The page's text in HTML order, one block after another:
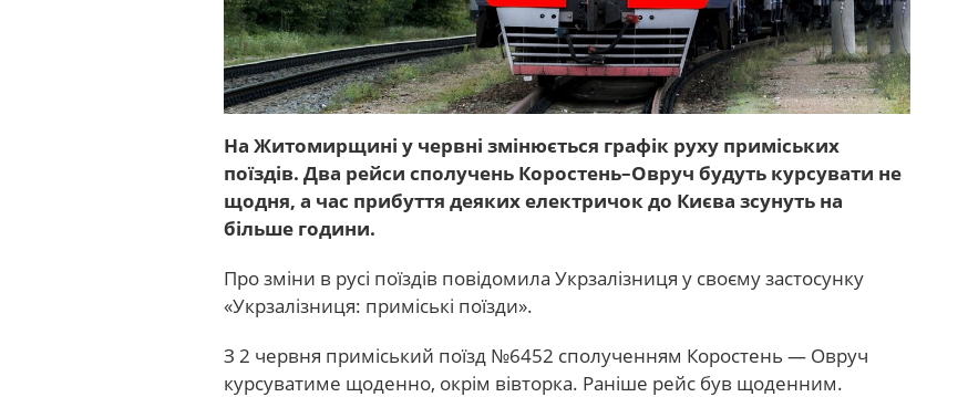
На Житомирщині у червні змінюється графік руху приміських
поїздів. Два рейси сполучень Коростень–Овруч будуть курсувати не
щодня, а час прибуття деяких електричок до Києва зсунуть на
більше години.
Про зміни в русі поїздів повідомила Укрзалізниця у своєму застосунку
«Укрзалізниця: приміські поїзди».
З 2 червня приміський поїзд №6452 сполученням Коростень — Овруч
курсуватиме щоденно, окрім вівторка. Раніше рейс був щоденним.